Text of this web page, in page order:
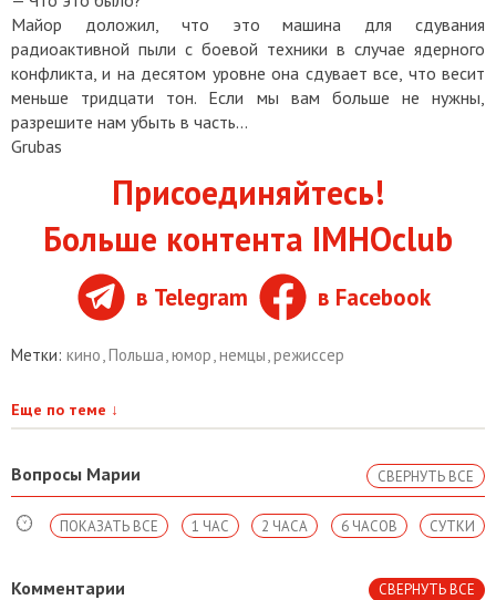
Майор доложил, что это машина для сдувания
радиоактивной пыли с боевой техники в случае ядерного
конфликта, и на десятом уровне она сдувает все, что весит
меньше тридцати тон. Если мы вам больше не нужны,
разрешите нам убыть в часть...
Grubas
Присоединяйтесь!
Больше контента IMHOclub
в Telegram в Facebook
Метки: кино,Польша,юмор,немцы,режиссер
Еще по теме ↓
Вопросы Марии СВЕРНУТЬ ВСЕ
СУТКИ
6 ЧАСОВ
2 ЧАСА
1 ЧАС
ПОКАЗАТЬ ВСЕ
Комментарии СВЕРНУТЬ ВСЕ